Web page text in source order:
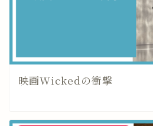
映画Wickedの衝撃